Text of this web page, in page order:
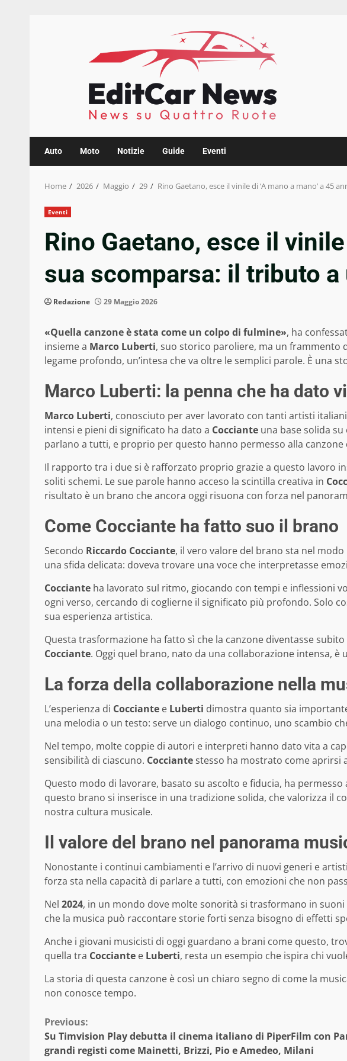
Auto Moto Notizie Guide Eventi
Home 2026 Maggio 29 Rino Gaetano, esce il vinile di ‘A mano a mano’ a 45
Eventi
Rino Gaetano, esce il
sua scomparsa: il tributo
Redazione 29 Maggio 2026
«Quella canzone è stata come un colpo di fulmine», ha
insieme a Marco Luberti, suo storico paroliere, ma un frammento
legame profondo, un’intesa che va oltre le semplici parole. È una
Marco Luberti: la penna che ha dato
Marco Luberti, conosciuto per aver lavorato con tanti artisti
intensi e pieni di significato ha dato a Cocciante una base solida
parlano a tutti, e proprio per questo hanno permesso alla
Il rapporto tra i due si è rafforzato proprio grazie a questo lavoro
soliti schemi. Le sue parole hanno acceso la scintilla creativa in
risultato è un brano che ancora oggi risuona con forza nel
Come Cocciante ha fatto suo il brano
Secondo Riccardo Cocciante, il vero valore del brano sta nel
una sfida delicata: doveva trovare una voce che interpretasse
Cocciante ha lavorato sul ritmo, giocando con tempi e inflessioni
ogni verso, cercando di coglierne il significato più profondo. Solo
sua esperienza artistica.
Questa trasformazione ha fatto sì che la canzone diventasse
Cocciante. Oggi quel brano, nato da una collaborazione intensa,
La forza della collaborazione nella
L’esperienza di Cocciante e Luberti dimostra quanto sia
una melodia o un testo: serve un dialogo continuo, uno scambio
Nel tempo, molte coppie di autori e interpreti hanno dato vita a
sensibilità di ciascuno. Cocciantestesso ha mostrato come aprirsi
Questo modo di lavorare, basato su ascolto e fiducia, ha
questo brano si inserisce in una tradizione solida, che valorizza il
nostra cultura musicale.
Il valore del brano nel panorama
Nonostante i continui cambiamenti e l’arrivo di nuovi generi e
forza sta nella capacità di parlare a tutti, con emozioni che non
Nel 2024, in un mondo dove molte sonorità si trasformano in
che la musica può raccontare storie forti senza bisogno di effetti
Anche i giovani musicisti di oggi guardano a brani come questo,
quella tra Cocciante e Luberti, resta un esempio che ispira chi
La storia di questa canzone è così un chiaro segno di come la
non conosce tempo.
Continue
Reading
Previous:
Su Timvision Play debutta il cinema italiano di PiperFilm con
grandi registi come Mainetti, Brizzi, Pio e Amedeo, Milani